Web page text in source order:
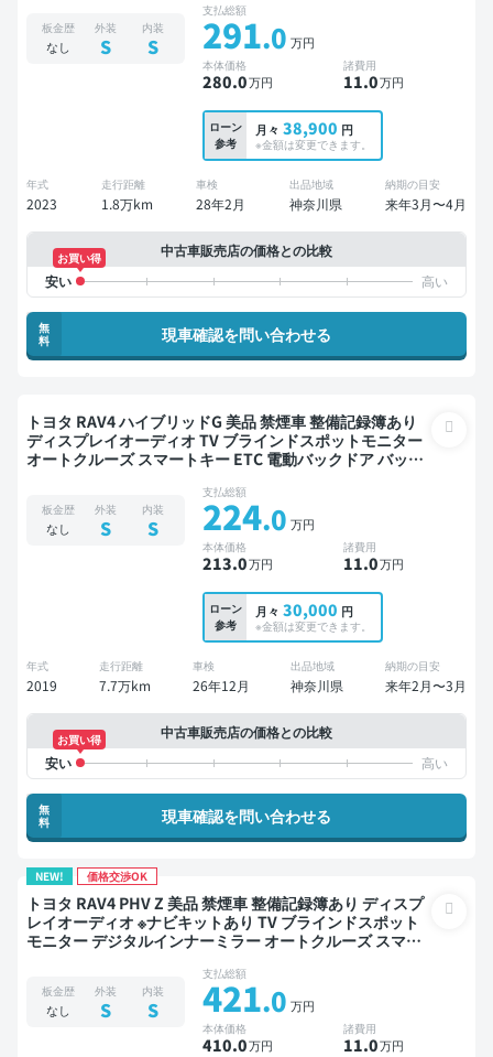
板金歴
なし
外装
S
内装
S
支払総額
291.0 万円
本体価格
280.0万円
諸費用
11.0万円
ローン
参考
月々 38,900 円
※金額は変更できます。
年式
2023
走行距離
1.8万km
車検
28年2月
出品地域
神奈川県
納期の目安
来年3月〜4月
中古車販売店の価格との比較
お買い得
無
料
現車確認を問い合わせる
トヨタ RAV4 ハイブリッドG 美品 禁煙車 整備記録簿あり
ディスプレイオーディオ TV ブラインドスポットモニター
オートクルーズ スマートキー ETC 電動バックドア バック
板金歴
なし
外装
S
内装
S
支払総額
224.0 万円
本体価格
213.0万円
諸費用
11.0万円
ローン
参考
月々 30,000 円
※金額は変更できます。
年式
2019
走行距離
7.7万km
車検
26年12月
出品地域
神奈川県
納期の目安
来年2月〜3月
中古車販売店の価格との比較
お買い得
無
料
現車確認を問い合わせる
NEW! 価格交渉OK
トヨタ RAV4 PHV Z 美品 禁煙車 整備記録簿あり ディスプ
レイオーディオ ※ナビキットあり TV ブラインドスポット
モニター デジタルインナーミラー オートクルーズ スマー
ドライブレコーダー 衝突軽減
板金歴
なし
外装
S
内装
S
支払総額
421.0 万円
本体価格
410.0万円
諸費用
11.0万円